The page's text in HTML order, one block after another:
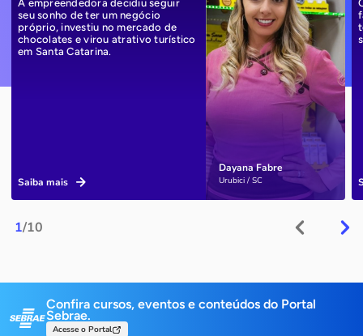
1/10
Dayana Fabre
Urubici / SC
A empreendedora decidiu seguir
seu sonho de ter um negócio
próprio, investiu no mercado de
chocolates e virou atrativo turístico
em Santa Catarina.
Saiba mais
Confira cursos, eventos e conteúdos do Portal
Sebrae.
Acesse o Portal